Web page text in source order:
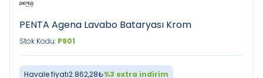
PENTA Agena Lavabo Bataryası Krom
Stok Kodu: P901
Havale fiyatı2.862,28₺%3 extra indirim